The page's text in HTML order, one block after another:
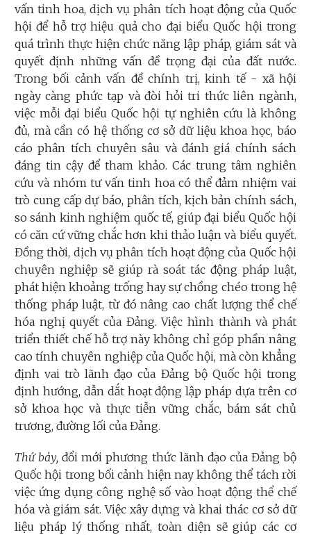
vấn tinh hoa, dịch vụ phân tích hoạt động của Quốc
hội để hỗ trợ hiệu quả cho đại biểu Quốc hội trong
quá trình thực hiện chức năng lập pháp, giám sát và
quyết định những vấn đề trọng đại của đất nước.
Trong bối cảnh vấn đề chính trị, kinh tế - xã hội
ngày càng phức tạp và đòi hỏi tri thức liên ngành,
việc mỗi đại biểu Quốc hội tự nghiên cứu là không
đủ, mà cần có hệ thống cơ sở dữ liệu khoa học, báo
cáo phân tích chuyên sâu và đánh giá chính sách
đáng tin cậy để tham khảo. Các trung tâm nghiên
cứu và nhóm tư vấn tinh hoa có thể đảm nhiệm vai
trò cung cấp dự báo, phân tích, kịch bản chính sách,
so sánh kinh nghiệm quốc tế, giúp đại biểu Quốc hội
có căn cứ vững chắc hơn khi thảo luận và biểu quyết.
Đồng thời, dịch vụ phân tích hoạt động của Quốc hội
chuyên nghiệp sẽ giúp rà soát tác động pháp luật,
phát hiện khoảng trống hay sự chồng chéo trong hệ
thống pháp luật, từ đó nâng cao chất lượng thể chế
hóa nghị quyết của Đảng. Việc hình thành và phát
triển thiết chế hỗ trợ này không chỉ góp phần nâng
cao tính chuyên nghiệp của Quốc hội, mà còn khẳng
định vai trò lãnh đạo của Đảng bộ Quốc hội trong
định hướng, dẫn dắt hoạt động lập pháp dựa trên cơ
sở khoa học và thực tiễn vững chắc, bám sát chủ
trương, đường lối của Đảng.
Thứ bảy, đổi mới phương thức lãnh đạo của Đảng bộ
Quốc hội trong bối cảnh hiện nay không thể tách rời
việc ứng dụng công nghệ số vào hoạt động thể chế
hóa và giám sát. Việc xây dựng và khai thác cơ sở dữ
liệu pháp lý thống nhất, toàn diện sẽ giúp các cơ